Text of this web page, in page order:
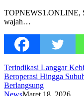
TOPNEWS1.ONLINE,
wajah…
Terindikasi Langgar
Beroperasi Hingga
Berlangsung
NewsMaret 18, 2026